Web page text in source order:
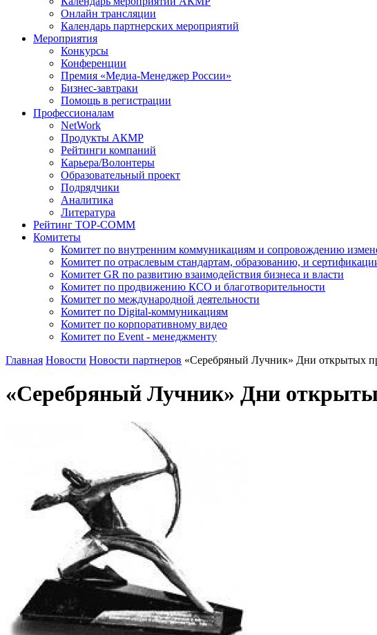
Онлайн трансляции
Календарь партнерских мероприятий
Мероприятия
Конкурсы
Конференции
Премия «Медиа-Менеджер России»
Бизнес-завтраки
Помощь в регистрации
Профессионалам
NetWork
Продукты АКМР
Рейтинги компаний
Карьера/Волонтеры
Образовательный проект
Подрядчики
Аналитика
Литература
Рейтинг TOP-COMM
Комитеты
Комитет по внутренним коммуникациям и сопровождению
Комитет по отраслевым стандартам, образованию, и
Комитет GR по развитию взаимодействия бизнеса и власти
Комитет по продвижению КСО и благотворительности
Комитет по международной деятельности
Комитет по Digital-коммуникациям
Комитет по корпоративному видео
Комитет по Event - менеджменту
Главная Новости Новости партнеров «Серебряный Лучник» Дни открытых
«Серебряный Лучник» Дни